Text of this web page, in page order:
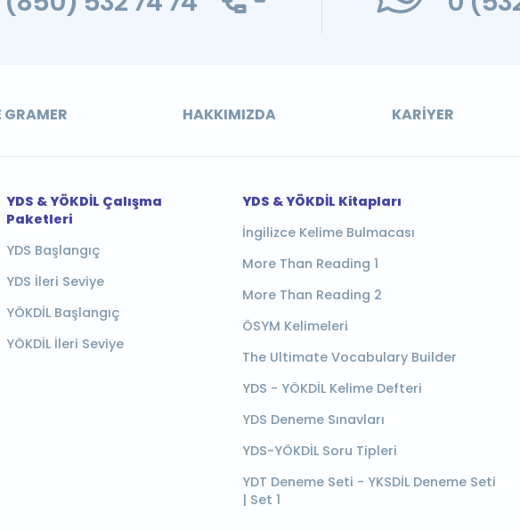
HAKKIMIZDA KARIYER
YDS & YÖKDİL Çalışma
Paketleri
YDS Başlangıç
YDS İleri Seviye
YÖKDİL Başlangıç
YÖKDİL İleri Seviye
YDS & YÖKDİL Kitapları
İngilizce Kelime Bulmacası
More Than Reading 1
More Than Reading 2
ÖSYM Kelimeleri
The Ultimate Vocabulary Builder
YDS - YÖKDİL Kelime Defteri
YDS Deneme Sınavları
YDS-YÖKDİL Soru Tipleri
YDT Deneme Seti - YKSDİL Deneme Seti
| Set 1